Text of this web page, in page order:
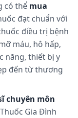
và không có
dùng.
vận hành máy
con bú:
có thể mua
đạt chuẩn với
điều trị bệnh
máu, hô hấp,
năng, thiết bị y
đến từ thương
chuyên môn
Gia Đình